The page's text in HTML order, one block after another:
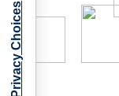
Your Privacy Choices